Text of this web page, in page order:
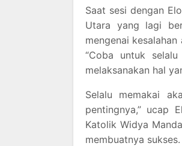
Saat sesi dengan
Utara yang lagi
mengenai
“Coba untuk
melaksanakan hal
Selalu memakai
pentingnya,” ucap
Katolik Widya
membuatnya sukses.